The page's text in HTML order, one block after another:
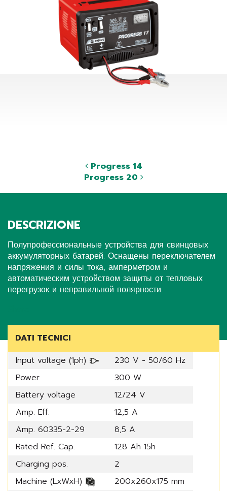
Progress 14
Progress 20
DESCRIZIONE
Полупрофессиональные устройства для свинцовых
аккумуляторных батарей. Оснащены переключателем
напряжения и силы тока, амперметром и
автоматическим устройством защиты от тепловых
перегрузок и неправильной полярности.
DATI TECNICI
Input voltage (1ph)
230 V - 50/60 Hz
Power
300 W
Battery voltage
12/24 V
Amp. Eff.
12,5 A
Amp. 60335-2-29
8,5 A
Rated Ref. Cap.
128 Ah 15h
Charging pos.
2
Machine (LxWxH)
200x260x175 mm